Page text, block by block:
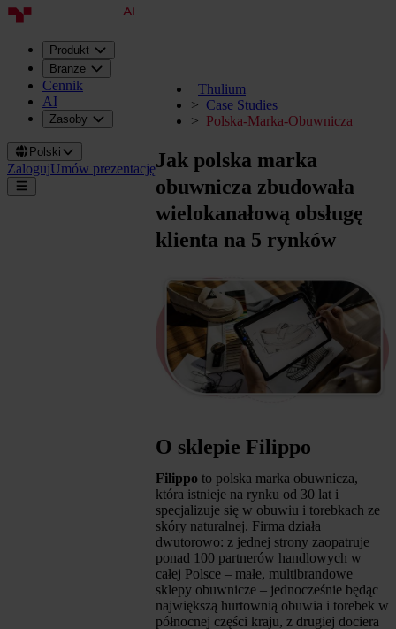
Produkt
Branże
Cennik
AI
Zasoby
Polski
ZalogujUmów prezentację
Thulium
Case Studies
Polska-Marka-Obuwnicza
Jak polska marka
obuwnicza zbudowała
wielokanałową obsługę
klienta na 5 rynków
O sklepie Filippo
Filippo to polska marka obuwnicza,
która istnieje na rynku od 30 lat i
specjalizuje się w obuwiu i torebkach ze
skóry naturalnej. Firma działa
dwutorowo: z jednej strony zaopatruje
ponad 100 partnerów handlowych w
całej Polsce – małe, multibrandowe
sklepy obuwnicze – jednocześnie będąc
największą hurtownią obuwia i torebek w
północnej części kraju, z drugiej dociera